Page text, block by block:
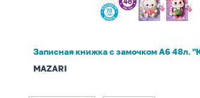
Записная книжка с замочком А6 48л.
MAZARI